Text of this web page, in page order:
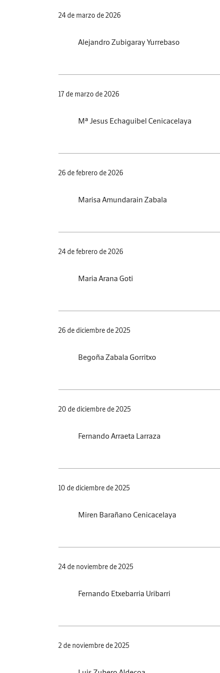
24 de marzo de 2026
Alejandro Zubigaray Yurrebaso
17 de marzo de 2026
Mª Jesus Echaguibel Cenicacelaya
26 de febrero de 2026
Marisa Amundarain Zabala
24 de febrero de 2026
Maria Arana Goti
26 de diciembre de 2025
Begoña Zabala Gorritxo
20 de diciembre de 2025
Fernando Arraeta Larraza
10 de diciembre de 2025
Miren Barañano Cenicacelaya
24 de noviembre de 2025
Fernando Etxebarria Uribarri
2 de noviembre de 2025